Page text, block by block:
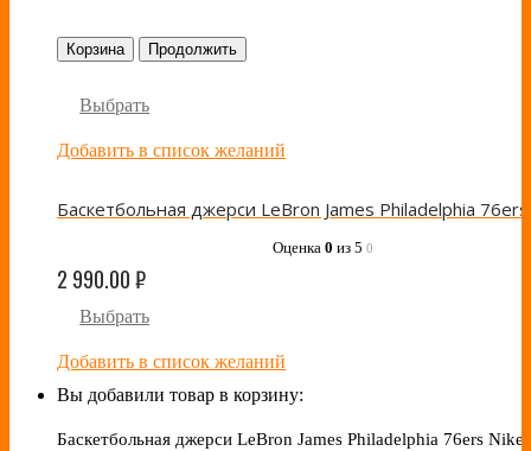
Корзина Продолжить
Выбрать
Добавить в список желаний
Оценка 0 из 5 0
2 990.00₽
Выбрать
Добавить в список желаний
Вы добавили товар в корзину:
Баскетбольная джерси LeBron James Philadelphia 76ers Nike